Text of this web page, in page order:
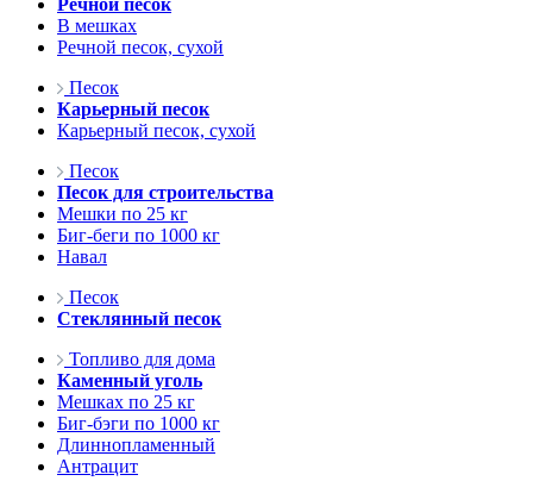
Речной песок
В мешках
Речной песок, сухой
Песок
Карьерный песок
Карьерный песок, сухой
Песок
Песок для строительства
Мешки по 25 кг
Биг-беги по 1000 кг
Навал
Песок
Стеклянный песок
Топливо для дома
Каменный уголь
Мешках по 25 кг
Биг-бэги по 1000 кг
Длиннопламенный
Антрацит